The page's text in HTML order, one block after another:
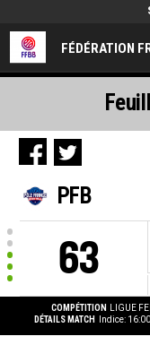
FÉDÉRATION
PFB
63
COMPÉTITION LIGUE
DÉTAILS MATCH
Indice: